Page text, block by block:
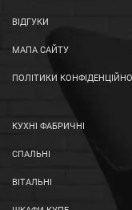
ВІДГУКИ
МАПА САЙТУ
ПОЛІТИКИ
КУХНІ ФАБРИЧНІ
СПАЛЬНІ
ВІТАЛЬНІ